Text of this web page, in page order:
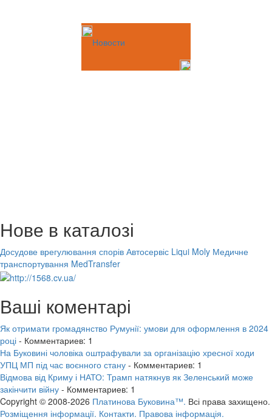
Новости
Нове в каталозі
Досудове врегулювання спорів Автосервіс Liqui Moly Медичне
транспортування MedTransfer
Ваші коментарі
Як отримати громадянство Румунії: умови для оформлення в 2024
році - Комментариев: 1
На Буковині чоловіка оштрафували за організацію хресної ходи
УПЦ МП під час воєнного стану - Комментариев: 1
Відмова від Криму і НАТО: Трамп натякнув як Зеленський може
закінчити війну - Комментариев: 1
Copyright © 2008-2026 Платинова Буковина™. Всі права захищено.
Розміщення інформації. Контакти. Правова інформація.